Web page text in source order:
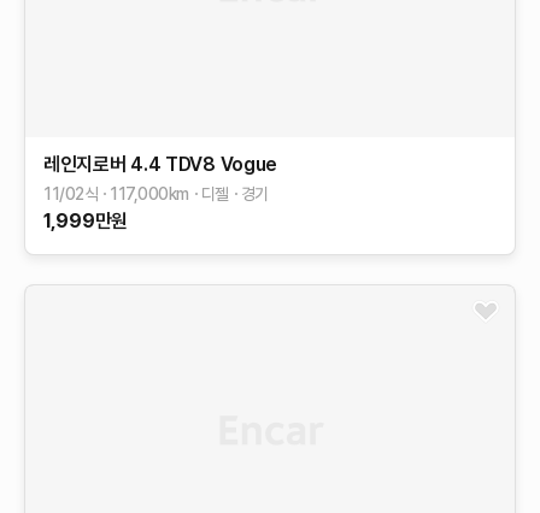
레인지로버 4.4 TDV8 Vogue
11/02식 117,000km 디젤 경기
1,999만원